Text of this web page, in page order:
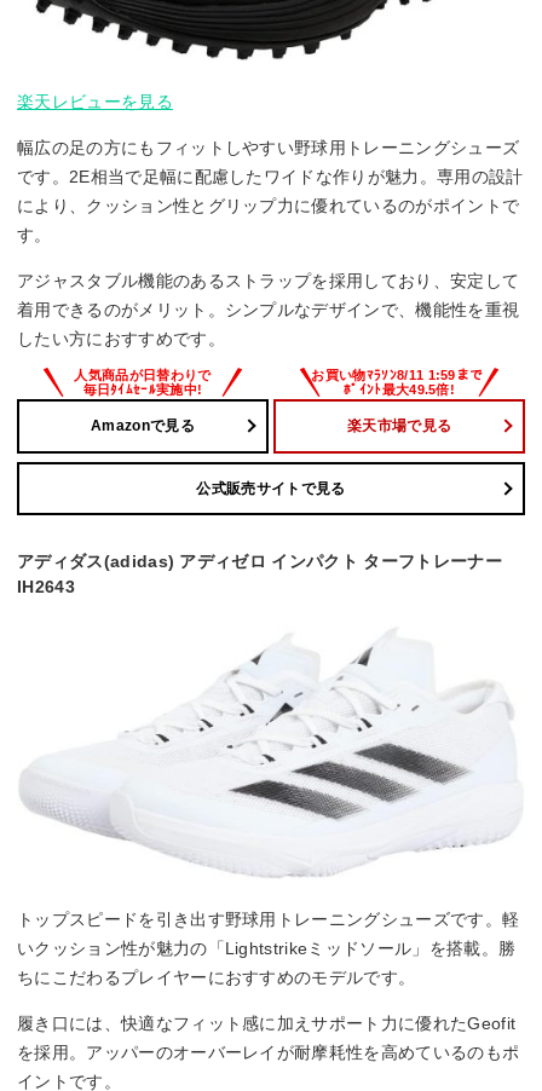
楽天レビューを見る
幅広の足の方にもフィットしやすい野球用トレーニングシューズ
です。2E相当で足幅に配慮したワイドな作りが魅力。専用の設計
により、クッション性とグリップ力に優れているのがポイントで
す。
アジャスタブル機能のあるストラップを採用しており、安定して
着用できるのがメリット。シンプルなデザインで、機能性を重視
したい方におすすめです。
Amazonで見る 楽天市場で見る
公式販売サイトで見る
アディダス(adidas) アディゼロ インパクト ターフトレーナー
IH2643
トップスピードを引き出す野球用トレーニングシューズです。軽
いクッション性が魅力の「Lightstrikeミッドソール」を搭載。勝
ちにこだわるプレイヤーにおすすめのモデルです。
履き口には、快適なフィット感に加えサポート力に優れたGeofit
を採用。アッパーのオーバーレイが耐摩耗性を高めているのもポ
イントです。